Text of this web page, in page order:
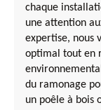
chaque
une attention
expertise, nous
optimal tout en
du ramonage
un poêle à bois